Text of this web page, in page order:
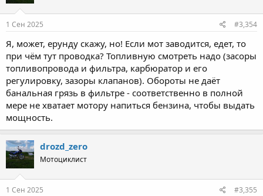
1 Сен 2025 #3,354
Я, может, ерунду скажу, но! Если мот заводится, едет, то
при чём тут проводка? Топливную смотреть надо (засоры
топливопровода и фильтра, карбюратор и его
регулировку, зазоры клапанов). Обороты не даёт
банальная грязь в фильтре - соответственно в полной
мере не хватает мотору напиться бензина, чтобы выдать
мощность.
drozd_zero
Мотоциклист
1 Сен 2025 #3,355